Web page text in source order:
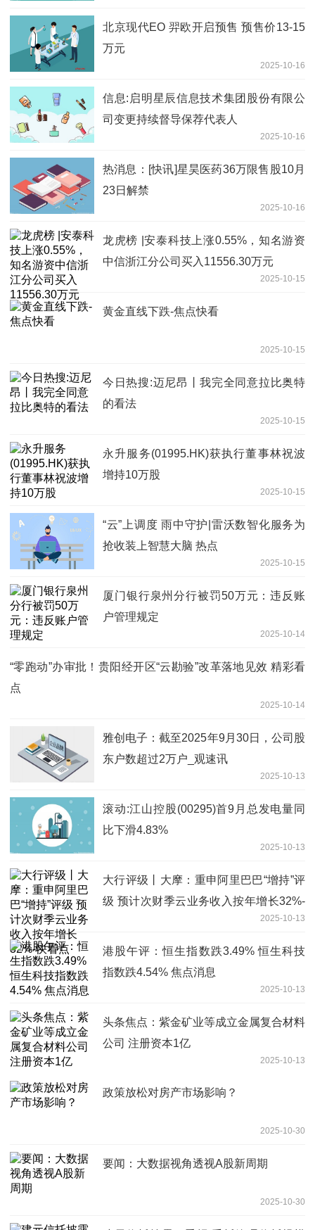
北京现代EO 羿欧开启预售 预售价13-15
万元
2025-10-16
信息:启明星辰信息技术集团股份有限公
司变更持续督导保荐代表人
2025-10-16
热消息：[快讯]星昊医药36万限售股10月
23日解禁
2025-10-16
龙虎榜 |安泰科技上涨0.55%，知名游资
中信浙江分公司买入11556.30万元
2025-10-15
黄金直线下跌-焦点快看
2025-10-15
今日热搜:迈尼昂丨我完全同意拉比奥特
的看法
2025-10-15
永升服务(01995.HK)获执行董事林祝波
增持10万股
2025-10-15
“云”上调度 雨中守护|雷沃数智化服务为
抢收装上智慧大脑 热点
2025-10-15
厦门银行泉州分行被罚50万元：违反账
户管理规定
2025-10-14
“零跑动”办审批！贵阳经开区“云勘验”改革落地见效 精彩看
点
2025-10-14
雅创电子：截至2025年9月30日，公司股
东户数超过2万户_观速讯
2025-10-13
滚动:江山控股(00295)首9月总发电量同
比下滑4.83%
2025-10-13
大行评级丨大摩：重申阿里巴巴“增持”评
级 预计次财季云业务收入按年增长32%-
2025-10-13
港股午评：恒生指数跌3.49% 恒生科技
指数跌4.54% 焦点消息
2025-10-13
头条焦点：紫金矿业等成立金属复合材料
公司 注册资本1亿
2025-10-13
政策放松对房产市场影响？
2025-10-30
要闻：大数据视角透视A股新周期
2025-10-30